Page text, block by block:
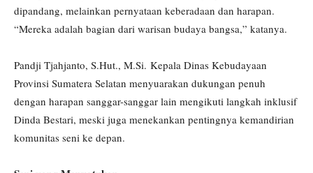
dipandang, melainkan pernyataan keberadaan dan harapan.
“Mereka adalah bagian dari warisan budaya bangsa,” katanya.
Pandji Tjahjanto, S.Hut., M.Si. Kepala Dinas Kebudayaan
Provinsi Sumatera Selatan menyuarakan dukungan penuh
dengan harapan sanggar-sanggar lain mengikuti langkah inklusif
Dinda Bestari, meski juga menekankan pentingnya kemandirian
komunitas seni ke depan.